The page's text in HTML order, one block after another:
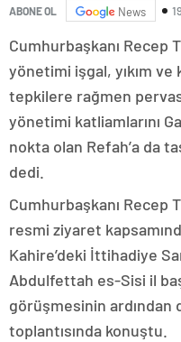
ABONE OL News
Cumhurbaşkanı Recep
yönetimi işgal, yıkım ve
tepkilere rağmen
yönetimi katliamlarını
nokta olan Refah’a da
dedi.
Cumhurbaşkanı Recep
resmi ziyaret
Kahire’deki İttihadiye
Abdulfettah es-Sisi il
görüşmesinin ardından
toplantısında konuştu.